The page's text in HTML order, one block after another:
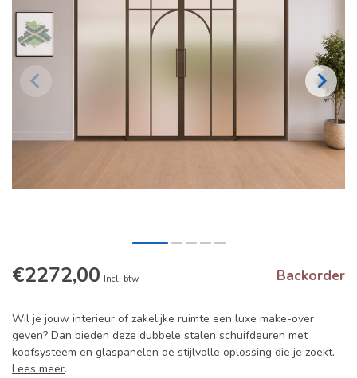
€2272,00 Incl. btw Backorder
Wil je jouw interieur of zakelijke ruimte een luxe make-over
geven? Dan bieden deze dubbele stalen schuifdeuren met
koofsysteem en glaspanelen de stijlvolle oplossing die je zoekt.
Lees meer.